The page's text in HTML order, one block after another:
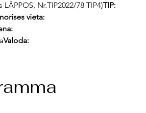
LĀPPOS, Nr.TIP2022/78 TIP4)TIP:
vieta:
Valoda: